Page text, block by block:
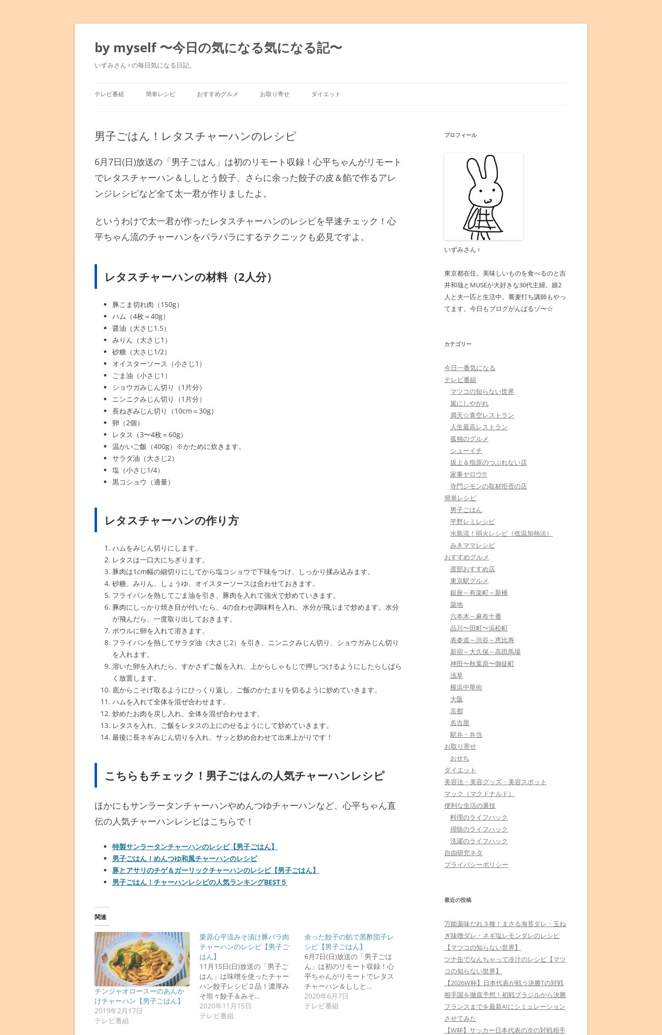
コ
テ
ン
ツ
ス
by myself 〜今日の気になる気になる記〜
いずみさん♀の毎日気になる日記。
テレビ番組
満天☆青空レストラン
孤独のグルメ
簡単レシピ
水島流！弱火レシピ
男子ごはん
おすすめグルメ
銀座～有楽町～新橋
六本木～麻布十番
お取り寄せ ダイエット
男子ごはん！レタスチャーハンのレシピ
6月7日(日)放送の「男子ごはん」は初のリモート収録！心平ちゃんがリモート
でレタスチャーハン＆ししとう餃子、さらに余った餃子の皮＆餡で作るアレ
ンジレシピなど全て太一君が作りましたよ。
というわけで太一君が作ったレタスチャーハンのレシピを早速チェック！心
平ちゃん流のチャーハンをパラパラにするテクニックも必見ですよ。
レタスチャーハンの材料（2人分）
豚こま切れ肉（150g）
ハム（4枚＝40g）
醤油（大さじ1.5）
みりん（大さじ1）
砂糖（大さじ1/2）
オイスターソース（小さじ1）
ごま油（小さじ1）
ショウガみじん切り（1片分）
ニンニクみじん切り（1片分）
長ねぎみじん切り（10cm＝30g）
卵（2個）
レタス（3〜4枚＝60g）
温かいご飯（400g）※かために炊きます。
サラダ油（大さじ2）
塩（小さじ1/4）
黒コショウ（適量）
レタスチャーハンの作り方
ハムをみじん切りにします。
レタスは一口大にちぎります。
豚肉は1cm幅の細切りにしてから塩コショウで下味をつけ、しっかり揉み込みます。
砂糖、みりん、しょうゆ、オイスターソースは合わせておきます。
フライパンを熱してごま油を引き、豚肉を入れて強火で炒めていきます。
豚肉にしっかり焼き目が付いたら、4の合わせ調味料を入れ、水分が飛ぶまで炒めます。水分
が飛んだら、一度取り出しておきます。
ボウルに卵を入れて溶きます。
フライパンを熱してサラダ油（大さじ2）を引き、ニンニクみじん切り、ショウガみじん切り
を入れます。
溶いた卵を入れたら、すかさずご飯を入れ、上からしゃもじで押しつけるようにしたらしばら
く放置します。
底からこそげ取るようにひっくり返し、ご飯のかたまりを切るように炒めていきます。
ハムを入れて全体を混ぜ合わせます。
炒めたお肉を戻し入れ、全体を混ぜ合わせます。
レタスを入れ、ご飯をレタスの上にのせるようにして炒めていきます。
最後に長ネギみじん切りを入れ、サッと炒め合わせて出来上がりです！
こちらもチェック！男子ごはんの人気チャーハンレシピ
ほかにもサンラータンチャーハンやめんつゆチャーハンなど、心平ちゃん直
伝の人気チャーハンレシピはこちらで！
特製サンラータンチャーハンのレシピ【男子ごはん】
男子ごはん！めんつゆ和風チャーハンのレシピ
豚とアサリのチゲ＆ガーリックチャーハンのレシピ【男子ごはん】
男子ごはん！チャーハンレシピの人気ランキングBEST５
関連
チンジャオロースーのあんか
けチャーハン【男子ごはん】
2019年2月17日
テレビ番組
栗原心平流みそ漬け豚バラ肉
チャーハンのレシピ【男子ご
はん】
11月15日(日)放送の「男子ご
はん」は味噌を使ったチャー
ハン餃子レシピ２品！濃厚み
そ坦々餃子＆みそ…
2020年11月15日
テレビ番組
余った餃子の餡で黒酢団子レ
シピ【男子ごはん】
6月7日(日)放送の「男子ごは
ん」は初のリモート収録！心
平ちゃんがリモートでレタス
チャーハン＆ししと…
2020年6月7日
テレビ番組
プロフィール
いずみさん♀
東京都在住。美味しいものを食べるのと吉
井和哉とMUSEが大好きな30代主婦。娘2
人と夫一匹と生活中。蕎麦打ち講師もやっ
てます。今日もブログがんばるゾ〜☆
カテゴリー
今日一番気になる
テレビ番組
マツコの知らない世界
嵐にしやがれ
満天☆青空レストラン
人生最高レストラン
孤独のグルメ
シューイチ
坂上＆指原のつぶれない店
家事ヤロウ!!!
寺門ジモンの取材拒否の店
簡単レシピ
男子ごはん
平野レミレシピ
水島流！弱火レシピ（低温加熱法）
みきママレシピ
おすすめグルメ
渡部おすすめ店
東京駅グルメ
銀座～有楽町～新橋
築地
六本木～麻布十番
品川〜田町〜浜松町
表参道～渋谷～恵比寿
新宿～大久保～高田馬場
神田〜秋葉原〜御徒町
浅草
横浜中華街
大阪
京都
名古屋
駅弁・弁当
お取り寄せ
おせち
ダイエット
美容法・美容グッズ・美容スポット
マック（マクドナルド）
便利な生活の裏技
料理のライフハック
掃除のライフハック
洗濯のライフハック
自由研究ネタ
プライバシーポリシー
最近の投稿
万能薬味だれ３種！まさる海苔ダレ・玉ね
ぎ味噌ダレ・ネギ塩レモンダレのレシピ
【マツコの知らない世界】
ツナ缶でなんちゃって冷汁のレシピ【マツ
コの知らない世界】
【2026W杯】日本代表が戦う決勝Tの対戦
相手国を徹底予想！初戦ブラジルから決勝
フランスまでを最新AIにシミュレーション
させてみた
【W杯】サッカー日本代表の次の対戦相手